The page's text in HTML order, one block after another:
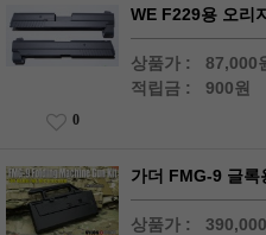
WE F229용 오리
상품가 : 87,000
적립금 : 900원
0
가더 FMG-9 글록
상품가 :